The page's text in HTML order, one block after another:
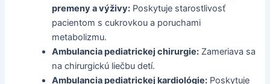
premeny a výživy: Poskytuje starostlivosť
pacientom s cukrovkou a poruchami
metabolizmu.
Ambulancia pediatrickej chirurgie: Zameriava sa
na chirurgickú liečbu detí.
Ambulancia pediatrickej kardiológie: Poskytuje